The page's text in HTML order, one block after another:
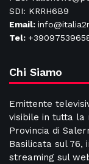
SDI: KRRH6B9
Email:
Tel:
Chi Siamo
Emittente
visibile in tutta la
Provincia di
Basilicata sul
streaming sul